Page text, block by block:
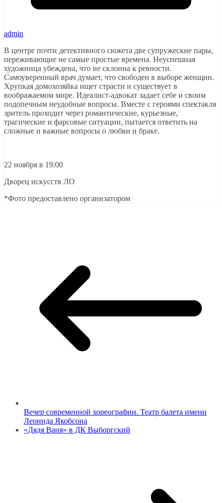
admin
В центре почти детективного сюжета две супружеские пары,
переживающие не самые простые времена. Неуспешная
художница убеждена, что не склонна к ревности.
Самоуверенный врач думает, что свободен в выборе женщин.
Хрупкая домохозяйка ищет страсти и существует в
воображаемом мире. Идеалист-адвокат задает себе и своим
подопечным неудобные вопросы. Вместе с героями спектакля
зритель проходит через романтические, курьезные,
трагические и фарсовые ситуации, пытается ответить на
сложные и важные вопросы о любви и браке.
22 ноября в 19:00
Дворец искусств ЛО
*Фото предоставлено организатором
Вечер современной хореографии. Театр балета имени
Леонида Якобсона
«Дядя Ваня» в ДК Выборгский